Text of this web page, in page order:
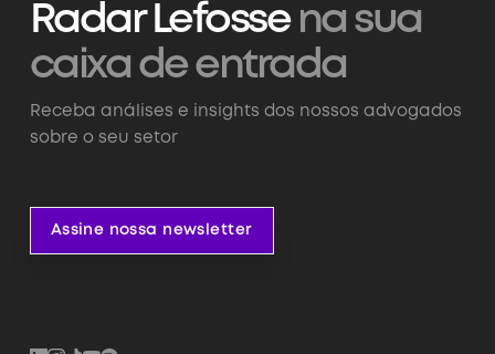
Radar Lefossena sua
caixa de entrada
Receba análises e insights dos nossos advogados
sobre o seu setor
Assine nossa newsletter